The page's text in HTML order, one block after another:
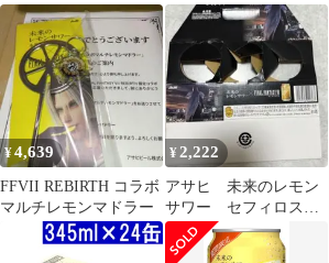
定】訳あり 父の日カー
ド付・賞味期限2027/2
月のため 訳あり アウト
レット 在庫処分 未来の
レモンサワー 6本セッ
ト レモンサワー 飲み比
べ チューハイ サワー
RSL
¥4,639
FFVII REBIRTH コラボ
マルチレモンマドラー
¥2,222
アサヒ 未来のレモン
サワー セフィロス
コラボ 箱 ボックス